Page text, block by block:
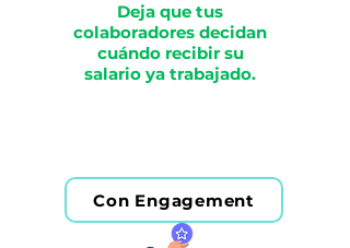
Deja que tus
colaboradores decidan
cuándo recibir su
salario ya trabajado.
Con Engagement